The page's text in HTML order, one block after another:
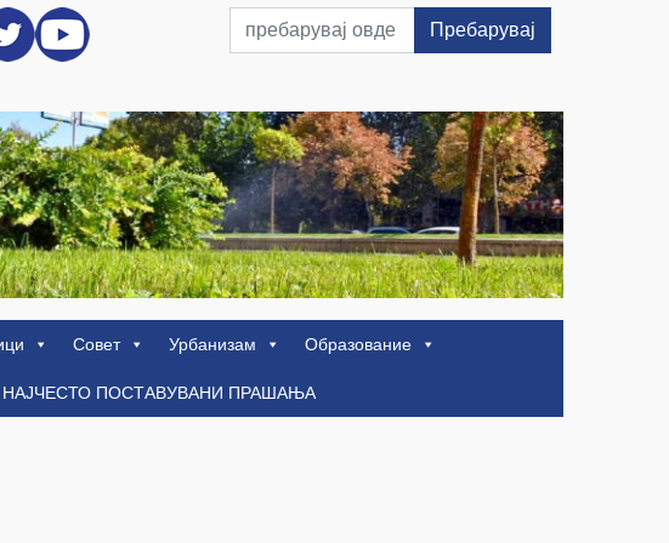
Пребарувај
Совет Урбанизам
Образование
НАЈЧЕСТО ПОСТАВУВАНИ ПРАШАЊА